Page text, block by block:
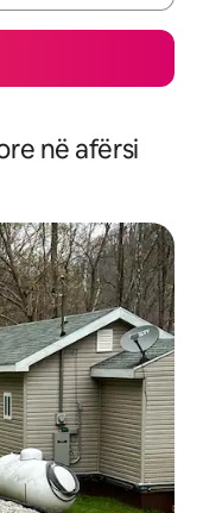
në afërsi